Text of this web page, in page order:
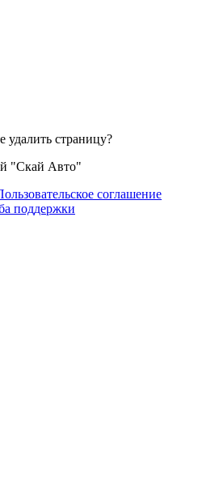
удалить страницу?
"Скай Авто"
соглашение
поддержки